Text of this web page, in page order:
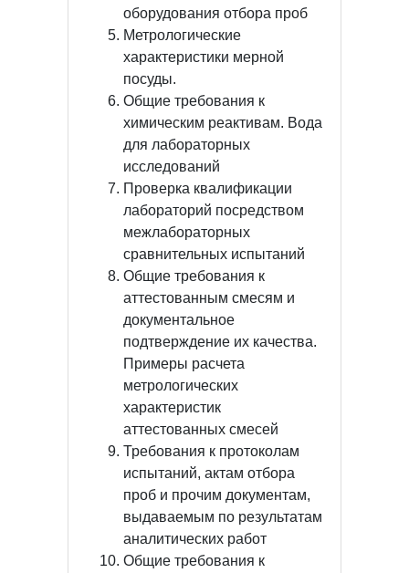
оборудования отбора проб
Метрологические
характеристики мерной
посуды.
Общие требования к
химическим реактивам. Вода
для лабораторных
исследований
Проверка квалификации
лабораторий посредством
межлабораторных
сравнительных испытаний
Общие требования к
аттестованным смесям и
документальное
подтверждение их качества.
Примеры расчета
метрологических
характеристик
аттестованных смесей
Требования к протоколам
испытаний, актам отбора
проб и прочим документам,
выдаваемым по результатам
аналитических работ
Общие требования к